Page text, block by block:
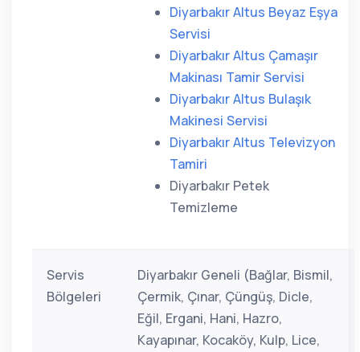
Diyarbakır Altus Beyaz Eşya
Servisi
Diyarbakır Altus Çamaşır
Makinası Tamir Servisi
Diyarbakır Altus Bulaşık
Makinesi Servisi
Diyarbakır Altus Televizyon
Tamiri
Diyarbakır Petek
Temizleme
Servis
Bölgeleri
Diyarbakır Geneli (Bağlar, Bismil,
Çermik, Çınar, Çüngüş, Dicle,
Eğil, Ergani, Hani, Hazro,
Kayapınar, Kocaköy, Kulp, Lice,